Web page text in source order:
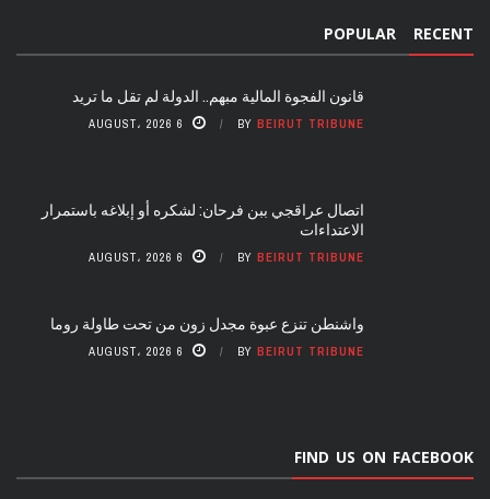
RECENT
POPULAR
قانون الفجوة المالية مبهم.. الدولة لم تقل ما تريد
BY BEIRUT TRIBUNE 6 AUGUST، 2026
اتصال عراقجي ببن فرحان: لشكره أو إبلاغه باستمرار
الاعتداءات
BY BEIRUT TRIBUNE 6 AUGUST، 2026
واشنطن تنزع عبوة مجدل زون من تحت طاولة روما
BY BEIRUT TRIBUNE 6 AUGUST، 2026
FIND US ON FACEBOOK